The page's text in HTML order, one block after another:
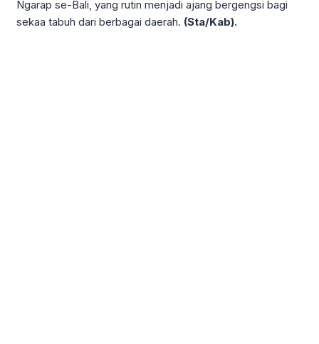
Ngarap se-Bali, yang rutin menjadi ajang bergengsi bagi
sekaa tabuh dari berbagai daerah. (Sta/Kab).